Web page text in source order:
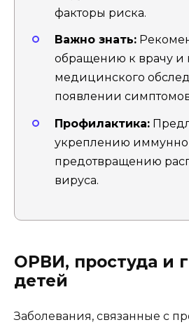
факторы риска.
Важно знать:
обращению к врачу и
медицинского
появлении
Профилактика:
укреплению
предотвращению
вируса.
ОРВИ, простуда и
детей
Заболевания, связанные с